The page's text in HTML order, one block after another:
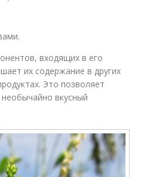
входящих в его
их содержание в других
Это позволяет
вкусный